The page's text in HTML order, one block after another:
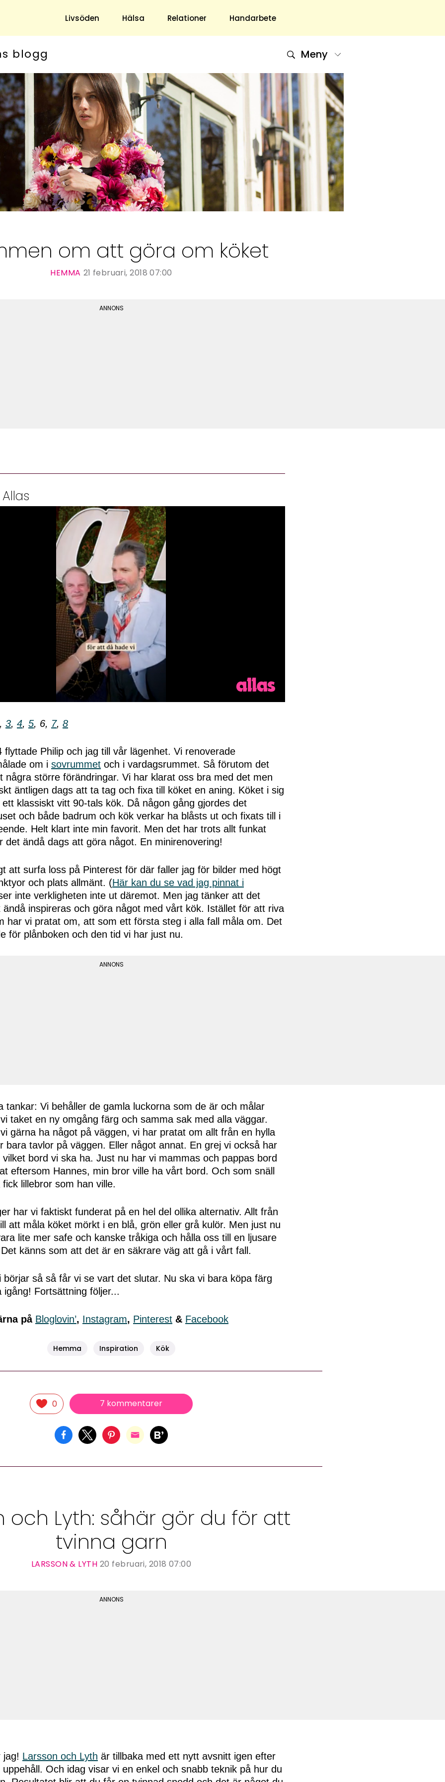
Livsöden Hälsa Relationer Handarbete
& Trädgård
Hushåll
Ekonomi
Mat & Dryck
& Antikt
DIY - Gör Det Själv
Underhållning
Nöje
TV
Horoskop
Quiz
Om Oss
Om Oss & Kontakt
Tidningar Hos Allas.se
Nyhetsbrev
Om Cookies
Integritetspolicy
Skapa Konto
Hantera Preferenser
Våra Skribenter
blogg Meny
om att göra om köket
HEMMA 21 februari, 2018 07:00
, 3, 4, 5, 6, 7, 8
flyttade Philip och jag till vår lägenhet. Vi renoverade
om i sovrummet och i vardagsrummet. Så förutom det
några större förändringar. Vi har klarat oss bra med det men
äntligen dags att ta tag och fixa till köket en aning. Köket i sig
klassiskt vitt 90-tals kök. Då någon gång gjordes det
och både badrum och kök verkar ha blåsts ut och fixats till i
Helt klart inte min favorit. Men det har trots allt funkat
det ändå dags att göra något. En minirenovering!
att surfa loss på Pinterest för där faller jag för bilder med högt
och plats allmänt. (Här kan du se vad jag pinnat i
inte verkligheten inte ut däremot. Men jag tänker att det
ändå inspireras och göra något med vårt kök. Istället för att riva
har vi pratat om, att som ett första steg i alla fall måla om. Det
för plånboken och den tid vi har just nu.
tankar: Vi behåller de gamla luckorna som de är och målar
taket en ny omgång färg och samma sak med alla väggar.
gärna ha något på väggen, vi har pratat om allt från en hylla
bara tavlor på väggen. Eller något annat. En grej vi också har
bord vi ska ha. Just nu har vi mammas och pappas bord
eftersom Hannes, min bror ville ha vårt bord. Och som snäll
lillebror som han ville.
har vi faktiskt funderat på en hel del ollika alternativ. Allt från
att måla köket mörkt i en blå, grön eller grå kulör. Men just nu
lite mer safe och kanske tråkiga och hålla oss till en ljusare
känns som att det är en säkrare väg att gå i vårt fall.
börjar så så får vi se vart det slutar. Nu ska vi bara köpa färg
igång! Fortsättning följer...
på Bloglovin’, Instagram, Pinterest & Facebook
Hemma Inspiration Kök
0 7 kommentarer
och Lyth: såhär gör du för att
tvinna garn
LARSSON & LYTH 20 februari, 2018 07:00
jag! Larsson och Lyth är tillbaka med ett nytt avsnitt igen efter
Och idag visar vi en enkel och snabb teknik på hur du